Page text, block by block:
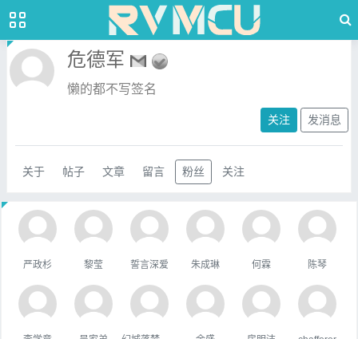
危德军
懒的都不写签名
关注 发消息
关于 帖子 文章 留言 粉丝 关注
严政杉 黎莹 誓言深爱 朱成琳 何霖 陈琴